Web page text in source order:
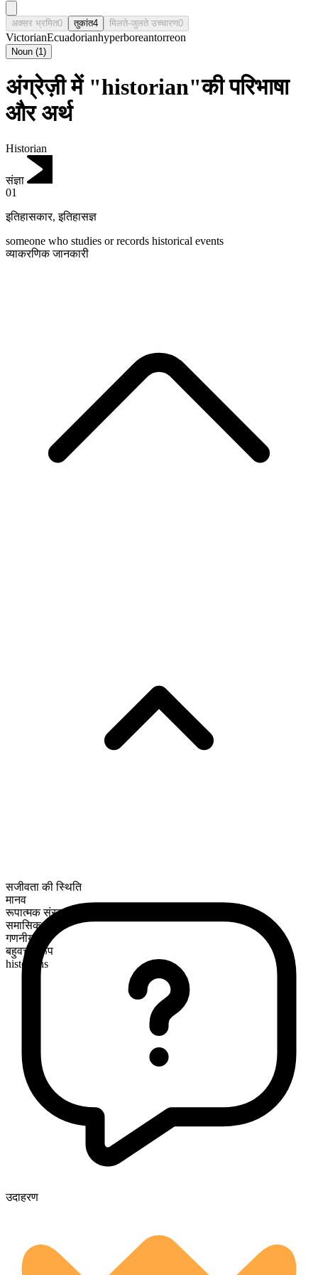
अक्सर भ्रमित0 तुकांत4 मिलते-जुलते उच्चारण0
VictorianEcuadorianhyperboreantorreon
Noun (1)
अंग्रेज़ी में "historian"की परिभाषा
और अर्थ
Historian
संज्ञा
01
इतिहासकार,इतिहासज्ञ
someone who studies or records historical events
व्याकरणिक जानकारी
सजीवता की स्थिति
मानव
रूपात्मक संरचना
समासिक
गणनीय
बहुवचन रूप
historians
उदाहरण